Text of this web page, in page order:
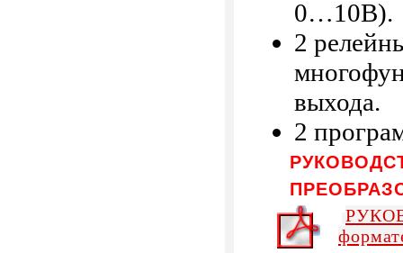
0…10В).
2
выхода.
2